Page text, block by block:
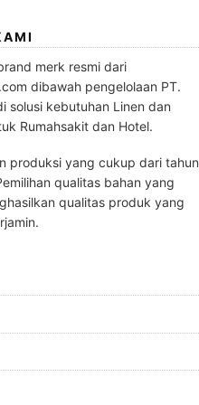
merk resmi dari
dibawah pengelolaan PT.
solusi kebutuhan Linen dan
Rumahsakit dan Hotel.
produksi yang cukup dari tahun
qualitas bahan yang
qualitas produk yang